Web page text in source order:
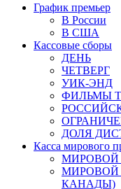
График премьер
В России
В США
Кассовые сборы
ДЕНЬ
ЧЕТВЕРГ
УИК-ЭНД
ФИЛЬМЫ
ДОЛЯ
Касса мирового
МИРОВОЙ
МИРОВОЙ
КАНАДЫ)